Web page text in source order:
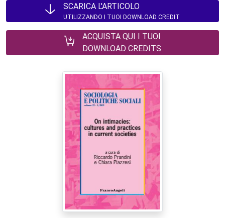
SCARICA L'ARTICOLO
UTILIZZANDO I TUOI DOWNLOAD CREDIT
ACQUISTA QUI I TUOI
DOWNLOAD CREDITS